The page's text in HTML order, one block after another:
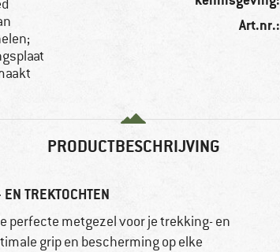
Art.nr.:
PRODUCTBESCHRIJVING
TREKTOCHTEN
perfecte metgezel voor je trekking- en
grip en bescherming op elke